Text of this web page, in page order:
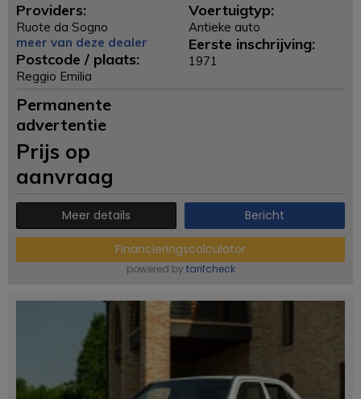
Providers:
Ruote da Sogno
meer van deze dealer
Postcode / plaats:
Reggio Emilia
Voertuigtyp:
Antieke auto
Eerste inschrijving:
1971
Permanente
advertentie
Prijs op
aanvraag
Meer details Bericht
Financieringscalculator
powered by tarifcheck